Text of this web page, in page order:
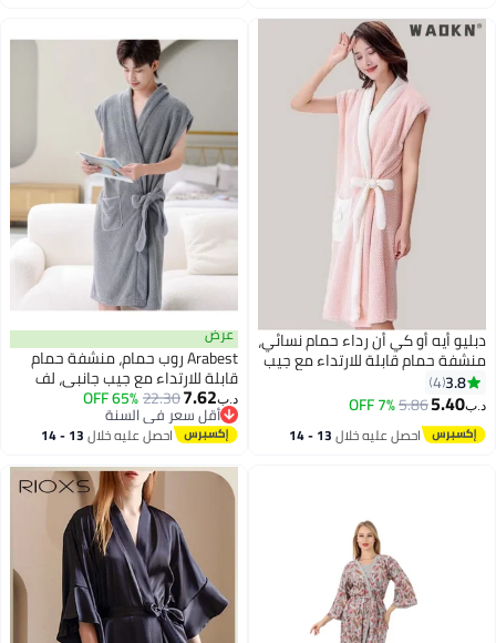
6
دبليو أيه أو كي أن رداء حمام نسائي،
منشفة حمام قابلة للارتداء مع جيب
جانبي، رداء استحمام، رداء حمام،
رداء سبا وافل مع إغلاق قابل
للتعديل، سريع الجفاف، خفيف الوزن،
غطاء
3.8
4
د.ب‏5.40
5.86
7% OFF
احصل عليه خلال 13 - 14
عرض
Arabest روب حمام، منشفة حمام
قابلة للارتداء مع جيب جانبي، لف
منشفة استحمام، فستان روب حمام،
روب سبا وفل، مع إغلاق قابل
للتعديل، سريع الجفاف، خفيف الوزن،
د.ب‏7.62
22.30
65% OFF
أقل سعر في السنة
أقل سعر في السنة
احصل عليه خلال 13 - 14